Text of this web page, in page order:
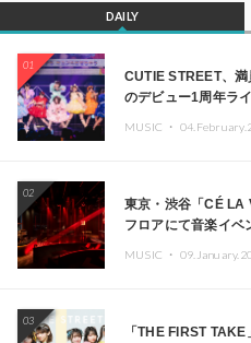
DAILY
01
CUTIE STREET、
のデビュー1周年ラ
MUSIC ・
02
東京・渋谷「CÉ LA
フロアにて音楽イ
MUSIC ・
03
「THE FIRST